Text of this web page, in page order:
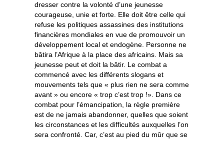
dresser contre la volonté d’une jeunesse
courageuse, unie et forte. Elle doit être celle qui
refuse les politiques assassines des institutions
financières mondiales en vue de promouvoir un
développement local et endogène. Personne ne
bâtira l’Afrique à la place des africains. Mais sa
jeunesse peut et doit la bâtir. Le combat a
commencé avec les différents slogans et
mouvements tels que « plus rien ne sera comme
avant » ou encore « trop c’est trop !». Dans ce
combat pour l’émancipation, la règle première
est de ne jamais abandonner, quelles que soient
les circonstances et les difficultés auxquelles l’on
sera confronté. Car, c’est au pied du mûr que se